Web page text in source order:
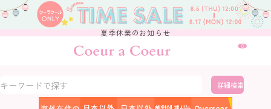
夏季休業のお知らせ
0
詳細検索